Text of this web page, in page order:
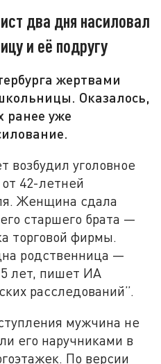
два дня насиловал
и её подругу
жертвами
Оказалось,
ранее уже
возбудил уголовное
42-летней
Женщина сдала
старшего брата —
торговой фирмы.
родственница —
лет, пишет ИА
расследований”.
мужчина не
его наручниками в
По версии